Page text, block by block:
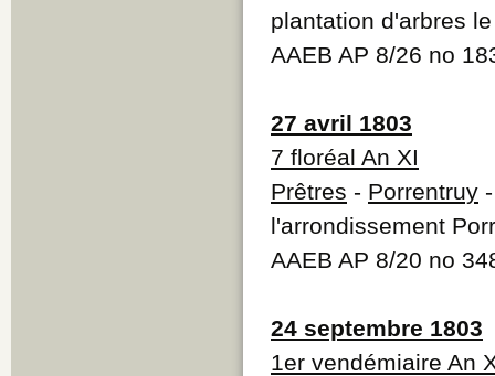
plantation d'arbres
AAEB AP 8/26 no
27 avril 1803
7 floréal An XI
Prêtres - Porrentruy
l'arrondissement
AAEB AP 8/20 no
24 septembre 1803
1er vendémiaire An